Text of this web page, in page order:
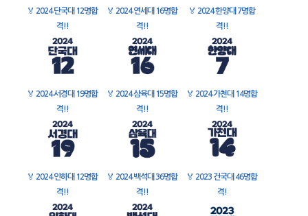
🏅 2024 단국대 12명합
격!!
🏅 2024 연세대 16명합
격!!
🏅 2024 한양대 7명합
격!!
🏅 2024 서경대 19명합
격!!
🏅 2024 삼육대 15명합
격!!
🏅 2024 가천대 14명합
격!!
🏅 2024 인하대 12명합
격!!
🏅 2024 백석대 36명합
격!!
🏅 2023 건국대 46명합
격!